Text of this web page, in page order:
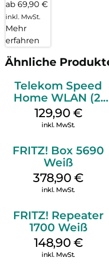
Stromversorgung über USB-C
WPS (Wi-Fi Protected Setup)
WLAN-Gastzugang –
Besucher
ab 69,90 €
inkl. MwSt.
Mehr
erfahren
Ähnliche
Telekom Speed
Home WLAN (2.
Gen) Schwarz
129,90 €
inkl. MwSt.
FRITZ! Box 5690
Weiß
378,90€
inkl. MwSt.
FRITZ! Repeater
1700 Weiß
148,90 €
inkl. MwSt.